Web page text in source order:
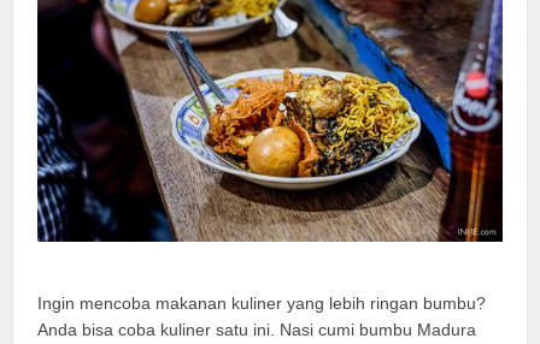
Ingin mencoba makanan kuliner yang lebih ringan bumbu?
Anda bisa coba kuliner satu ini. Nasi cumi bumbu Madura